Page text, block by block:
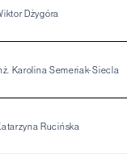
Dżygóra
Karolina Semeriak-Siecla
Rucińska